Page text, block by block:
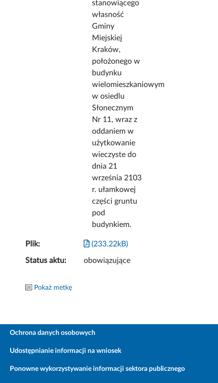
stanowiącego
własność
Gminy
Miejskiej
Kraków,
położonego w
budynku
wielomieszkaniowym
w osiedlu
Słonecznym
Nr 11, wraz z
oddaniem w
użytkowanie
wieczyste do
dnia 21
września 2103
r. ułamkowej
części gruntu
pod
budynkiem.
Plik: (233.22kB)
Status aktu: obowiązujące
Pokaż metkę
Ochrona danych osobowych
Udostępnianie informacji na wniosek
Ponowne wykorzystywanie informacji sektora publicznego